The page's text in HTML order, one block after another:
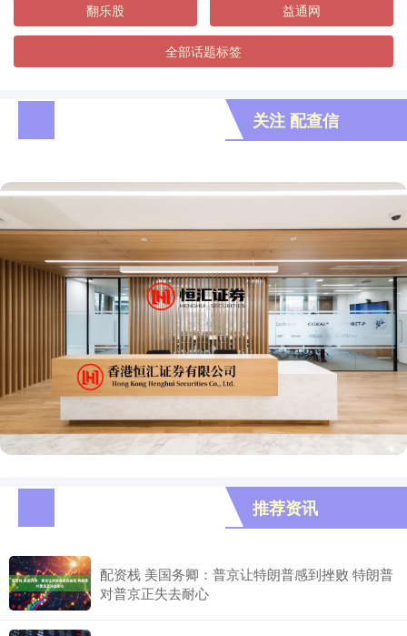
翻乐股 益通网
全部话题标签
关注 配查信
推荐资讯
配资栈 美国务卿：普京让特朗普感到挫败 特朗普
对普京正失去耐心